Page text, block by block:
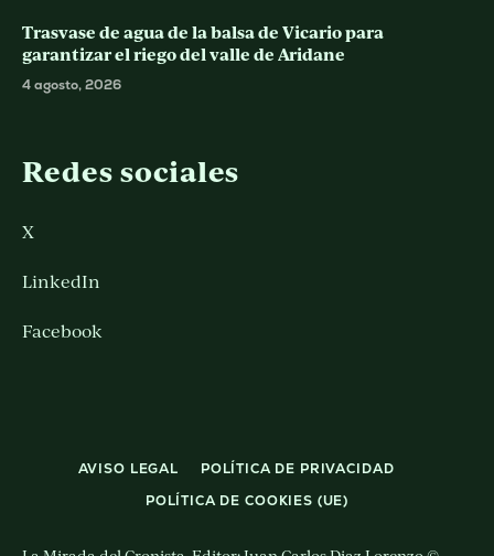
Trasvase de agua de la balsa de Vicario para
garantizar el riego del valle de Aridane
4 agosto, 2026
Redes sociales
X
LinkedIn
Facebook
AVISO LEGAL
POLÍTICA DE PRIVACIDAD
POLÍTICA DE COOKIES (UE)